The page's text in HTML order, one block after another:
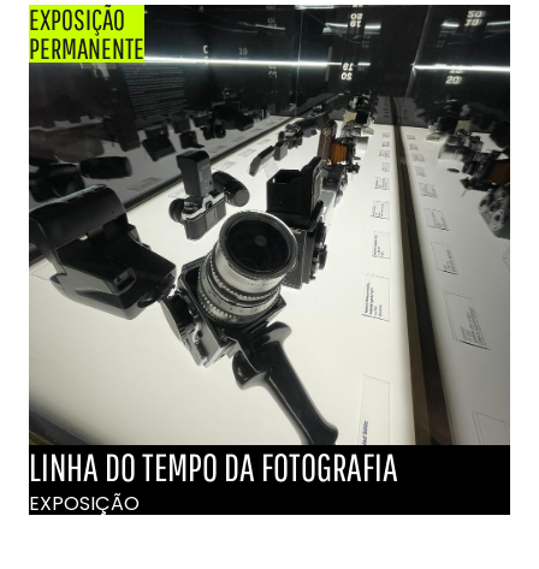
EXPOSIÇÃO
PERMANENTE
LINHA DO TEMPO DA FOTOGRAFIA
EXPOSIÇÃO